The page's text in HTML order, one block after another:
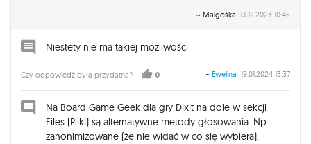
~ Malgośka 13.12.2023 10:45
Niestety nie ma takiej możliwości
Czy odpowiedź była przydatna? 0 ~ Ewelina 19.01.2024 13:37
Na Board Game Geek dla gry Dixit na dole w sekcji
Files (Pliki) są alternatywne metody głosowania. Np.
zanonimizowane (że nie widać w co się wybiera),